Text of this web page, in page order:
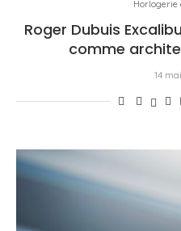
Horlogerie
Roger Dubuis
comme
14